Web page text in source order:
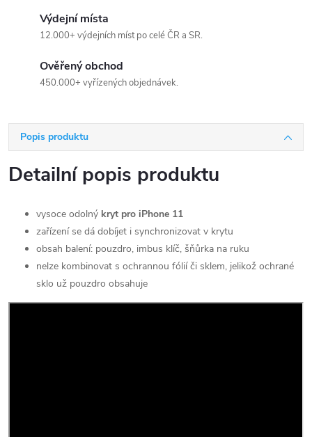
Výdejní místa
12.000+ výdejních míst po celé ČR a SR.
Ověřený obchod
450.000+ vyřízených objednávek.
Popis produktu
Detailní popis produktu
vysoce odolný kryt pro iPhone 11
zařízení se dá dobíjet i synchronizovat v krytu
obsah balení: pouzdro, imbus klíč, šňůrka na ruku
nelze kombinovat s ochrannou fólií či sklem, jelikož ochrané
sklo už pouzdro obsahuje